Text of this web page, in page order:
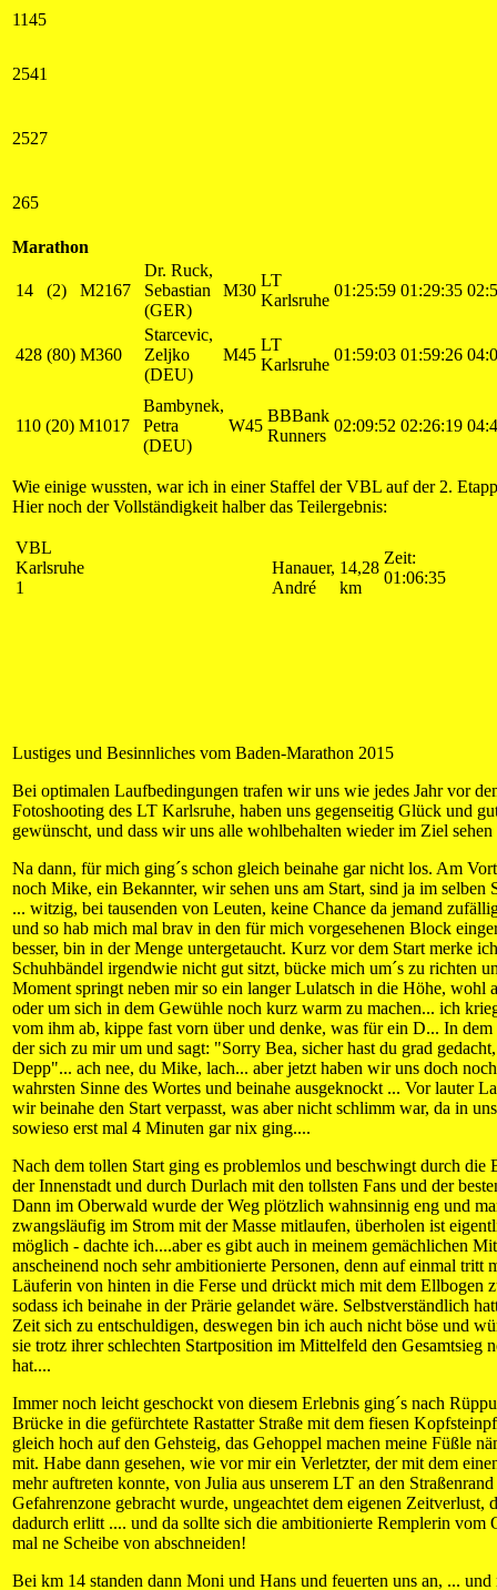
1145
2541
2527
265
Marathon
14 (2) M2167
Dr. Ruck,
Sebastian
(GER)
M30
LT
Karlsruhe
01:25:59 01:29:35
428 (80) M360
Starcevic,
Zeljko
(DEU)
M45
LT
Karlsruhe
01:59:03 01:59:26
110 (20) M1017
Bambynek,
Petra
(DEU)
W45
BBBank
Runners
02:09:52 02:26:19
Wie einige wussten, war ich in einer Staffel der VBL auf der 2.
Hier noch der Vollständigkeit halber das Teilergebnis:
VBL
Karlsruhe
1
Hanauer,
André
14,28
km
Zeit:
01:06:35
Lustiges und Besinnliches vom Baden-Marathon 2015
Bei optimalen Laufbedingungen trafen wir uns wie jedes Jahr vor
Fotoshooting des LT Karlsruhe, haben uns gegenseitig Glück und
gewünscht, und dass wir uns alle wohlbehalten wieder im Ziel sehen
Na dann, für mich ging´s schon gleich beinahe gar nicht los. Am
noch Mike, ein Bekannter, wir sehen uns am Start, sind ja im selben
... witzig, bei tausenden von Leuten, keine Chance da jemand
und so hab mich mal brav in den für mich vorgesehenen Block
besser, bin in der Menge untergetaucht. Kurz vor dem Start merke
Schuhbändel irgendwie nicht gut sitzt, bücke mich um´s zu richten
Moment springt neben mir so ein langer Lulatsch in die Höhe, wohl
oder um sich in dem Gewühle noch kurz warm zu machen... ich
vom ihm ab, kippe fast vorn über und denke, was für ein D... In
der sich zu mir um und sagt: "Sorry Bea, sicher hast du grad
Depp"... ach nee, du Mike, lach... aber jetzt haben wir uns doch
wahrsten Sinne des Wortes und beinahe ausgeknockt ... Vor lauter
wir beinahe den Start verpasst, was aber nicht schlimm war, da in
sowieso erst mal 4 Minuten gar nix ging....
Nach dem tollen Start ging es problemlos und beschwingt durch die
der Innenstadt und durch Durlach mit den tollsten Fans und der
Dann im Oberwald wurde der Weg plötzlich wahnsinnig eng und
zwangsläufig im Strom mit der Masse mitlaufen, überholen ist
möglich - dachte ich....aber es gibt auch in meinem gemächlichen
anscheinend noch sehr ambitionierte Personen, denn auf einmal tritt
Läuferin von hinten in die Ferse und drückt mich mit dem Ellbogen
sodass ich beinahe in der Prärie gelandet wäre. Selbstverständlich
Zeit sich zu entschuldigen, deswegen bin ich auch nicht böse und
sie trotz ihrer schlechten Startposition im Mittelfeld den Gesamtsieg
hat....
Immer noch leicht geschockt von diesem Erlebnis ging´s nach
Brücke in die gefürchtete Rastatter Straße mit dem fiesen
gleich hoch auf den Gehsteig, das Gehoppel machen meine Füßle
mit. Habe dann gesehen, wie vor mir ein Verletzter, der mit dem
mehr auftreten konnte, von Julia aus unserem LT an den Straßenrand
Gefahrenzone gebracht wurde, ungeachtet dem eigenen Zeitverlust,
dadurch erlitt .... und da sollte sich die ambitionierte Remplerin vom
mal ne Scheibe von abschneiden!
Bei km 14 standen dann Moni und Hans und feuerten uns an, ... und